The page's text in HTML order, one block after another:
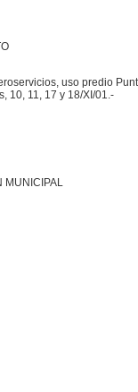
uso predio
10, 11, 17 y 18/XI/01.-
MUNICIPAL